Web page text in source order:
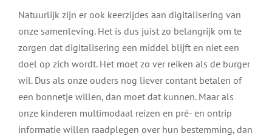
Natuurlijk zijn er ook keerzijdes aan digitalisering van
onze samenleving. Het is dus juist zo belangrijk om te
zorgen dat digitalisering een middel blijft en niet een
doel op zich wordt. Het moet zo ver reiken als de burger
wil. Dus als onze ouders nog liever contant betalen of
een bonnetje willen, dan moet dat kunnen. Maar als
onze kinderen multimodaal reizen en pré- en ontrip
informatie willen raadplegen over hun bestemming, dan